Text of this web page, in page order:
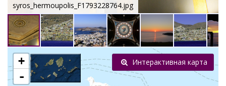
syros_hermoupolis_F1793228764.jpg
+
-
Интерактивная карта